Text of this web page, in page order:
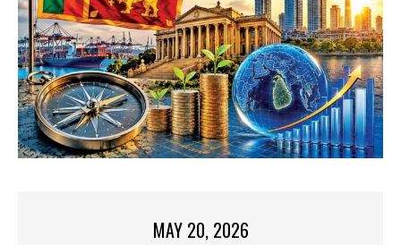
MAY 20, 2026